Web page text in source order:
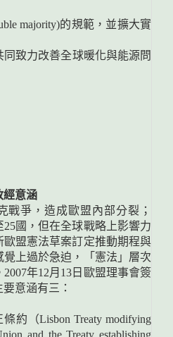
majority)的規範，並擴大實
致力改善全球暖化與能源問
經意涵
戰爭，造成歐盟內部分裂；
25國，但在全球戰略上影響力
歐盟憲法草案訂定推動期程與
覺上過於急迫，「憲法」層次
年12月13日歐盟理事會簽
意涵有三：
約（Lisbon Treaty modifying
and the Treaty establishing